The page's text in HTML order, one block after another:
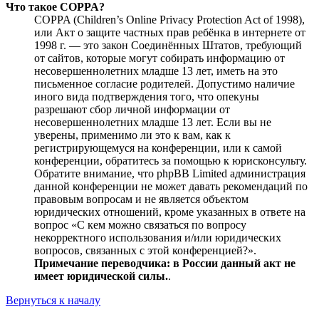
Что такое COPPA?
COPPA (Children’s Online Privacy Protection Act of 1998),
или Акт о защите частных прав ребёнка в интернете от
1998 г. — это закон Соединённых Штатов, требующий
от сайтов, которые могут собирать информацию от
несовершеннолетних младше 13 лет, иметь на это
письменное согласие родителей. Допустимо наличие
иного вида подтверждения того, что опекуны
разрешают сбор личной информации от
несовершеннолетних младше 13 лет. Если вы не
уверены, применимо ли это к вам, как к
регистрирующемуся на конференции, или к самой
конференции, обратитесь за помощью к юрисконсульту.
Обратите внимание, что phpBB Limited администрация
данной конференции не может давать рекомендаций по
правовым вопросам и не является объектом
юридических отношений, кроме указанных в ответе на
вопрос «С кем можно связаться по вопросу
некорректного использования и/или юридических
вопросов, связанных с этой конференцией?».
Примечание переводчика: в России данный акт не
имеет юридической силы..
Вернуться к началу